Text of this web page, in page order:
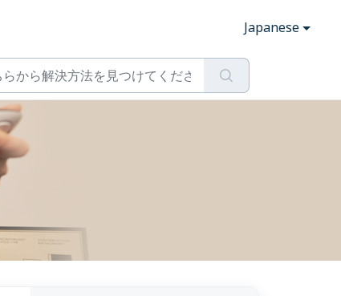
Japanese